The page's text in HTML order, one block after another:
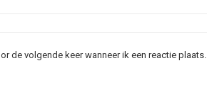
de volgende keer wanneer ik een reactie plaats.